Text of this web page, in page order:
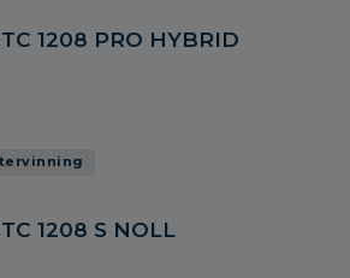
1208 PRO HYBRID
1208 S NOLL